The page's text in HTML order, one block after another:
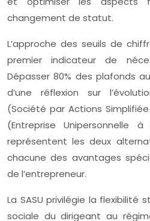
changement de statut.
L’approche des seuils de
premier indicateur de
Dépasser 80% des plafonds
d’une réflexion sur
(Société par Actions Simplifiée
(Entreprise Unipersonnelle à
représentent les deux
chacune des avantages
de l’entrepreneur.
La SASU privilégie la flexibilité
sociale du dirigeant au